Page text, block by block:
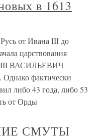
в 1613
от Ивана III до
царствования
III ВАСИЛЬЕВИЧ
фактически
либо 43 года, либо 53
от Орды
СМУТЫ